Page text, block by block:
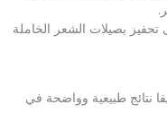
تحفيز بصيلات الشعر الخاملة
نتائج طبيعية وواضحة في